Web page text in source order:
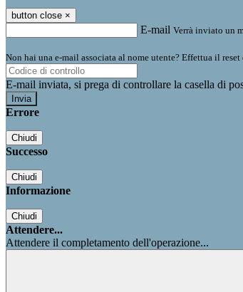
button close ×
E-mail Verrà inviato un
Non hai una e-mail associata al nome utente? Effettua il
E-mail inviata, si prega di controllare la casella di
Errore
Chiudi
Successo
Chiudi
Informazione
Chiudi
Attendere...
Attendere il completamento dell'operazione...